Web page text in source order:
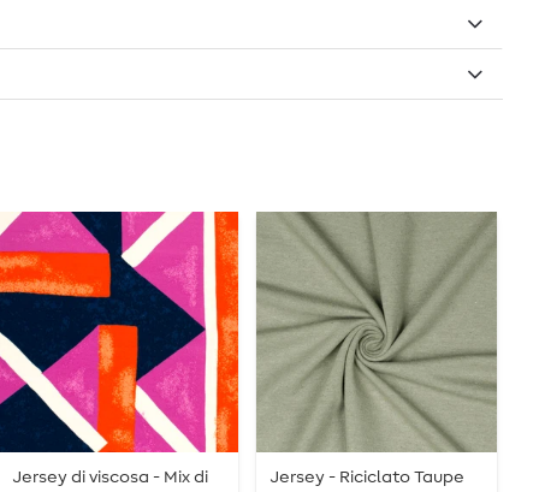
Jersey di viscosa - Mix di
Jersey - Riciclato Taupe